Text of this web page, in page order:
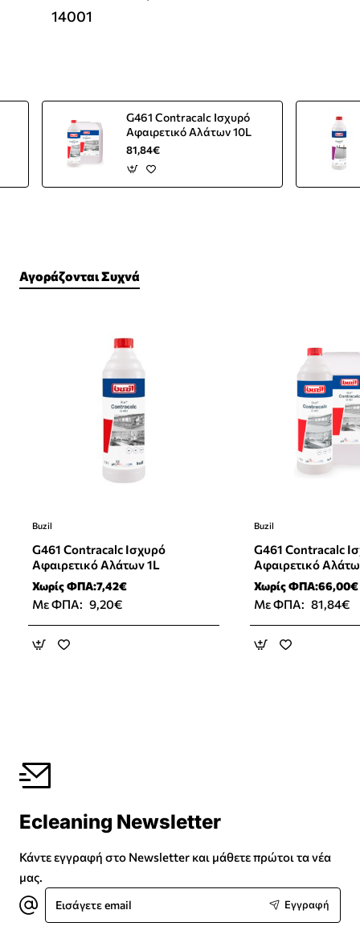
14001
G461 Contracalc Ισχυρό
Αφαιρετικό Αλάτων 10L
81,84€
Αγοράζονται Συχνά
Buzil
G461 Contracalc Ισχυρό
Αφαιρετικό Αλάτων 1L
Χωρίς ΦΠΑ:7,42€
Με ΦΠΑ: 9,20€
Buzil
G461 Contracalc
Αφαιρετικό
Χωρίς ΦΠΑ:66,00€
Με ΦΠΑ: 81,84€
Ecleaning Newsletter
Κάντε εγγραφή στο Newsletter και μάθετε πρώτοι τα νέα
μας.
Εισάγετε
email
Εγγραφή